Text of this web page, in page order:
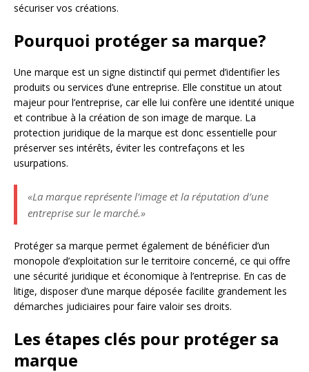
sécuriser vos créations.
Pourquoi protéger sa marque?
Une marque est un signe distinctif qui permet d’identifier les
produits ou services d’une entreprise. Elle constitue un atout
majeur pour l’entreprise, car elle lui confère une identité unique
et contribue à la création de son image de marque. La
protection juridique de la marque est donc essentielle pour
préserver ses intérêts, éviter les contrefaçons et les
usurpations.
«La marque représente l’image et la réputation d’une
entreprise sur le marché.»
Protéger sa marque permet également de bénéficier d’un
monopole d’exploitation sur le territoire concerné, ce qui offre
une sécurité juridique et économique à l’entreprise. En cas de
litige, disposer d’une marque déposée facilite grandement les
démarches judiciaires pour faire valoir ses droits.
Les étapes clés pour protéger sa
marque